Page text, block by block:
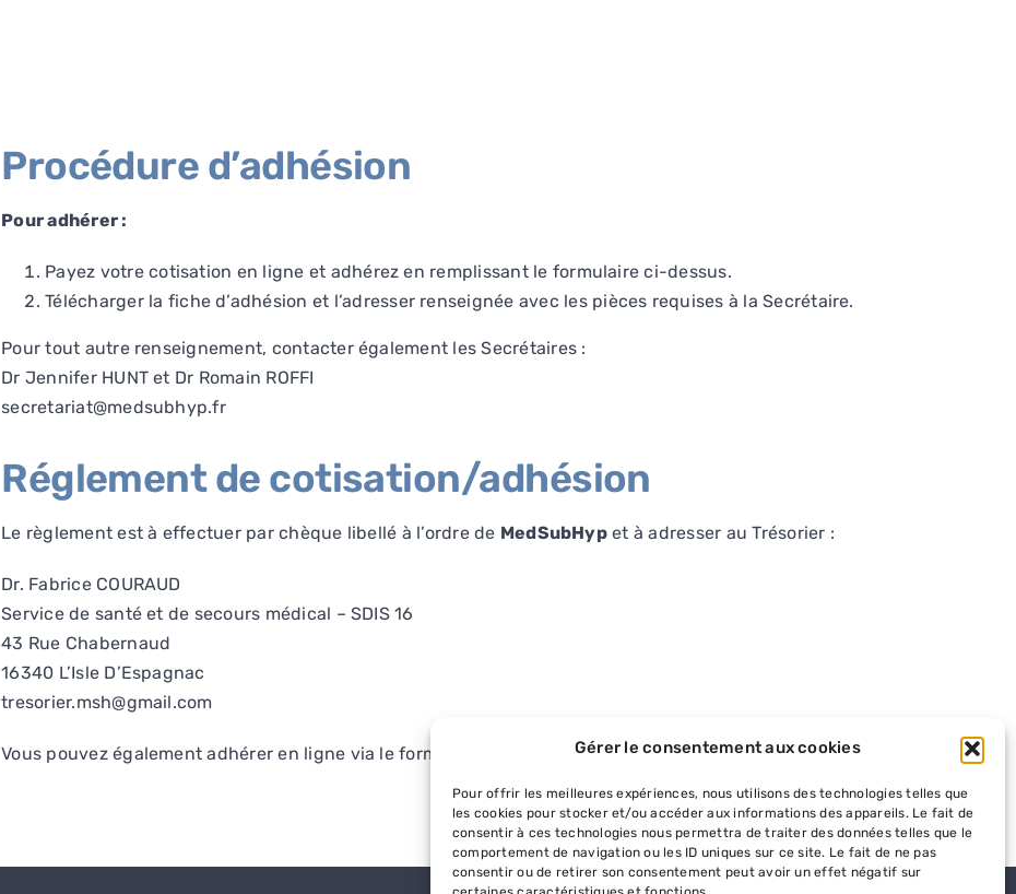
Gérer le consentement aux cookies
Pour offrir les meilleures expériences, nous utilisons des technologies telles que
les cookies pour stocker et/ou accéder aux informations des appareils. Le fait de
consentir à ces technologies nous permettra de traiter des données telles que le
comportement de navigation ou les ID uniques sur ce site. Le fait de ne pas
consentir ou de retirer son consentement peut avoir un effet négatif sur
Procédure d’adhésion
Pour adhérer :
Payez votre cotisation en ligne et adhérez en remplissant le formulaire ci-dessus.
Télécharger la fiche d’adhésion et l’adresser renseignée avec les pièces requises à la Secrétaire.
Pour tout autre renseignement, contacter également les Secrétaires :
Dr Jennifer HUNT et Dr Romain ROFFI
secretariat@medsubhyp.fr
Réglement de cotisation/adhésion
Le règlement est à effectuer par chèque libellé à l’ordre de MedSubHypet à adresser au Trésorier :
Dr. Fabrice COURAUD
Service de santé et de secours médical – SDIS 16
43 Rue Chabernaud
16340 L’Isle D’Espagnac
tresorier.msh@gmail.com
Vous pouvez également adhérer en ligne via le formulaire Hello Associ-dessus en suivant la procédure d’adhésion.